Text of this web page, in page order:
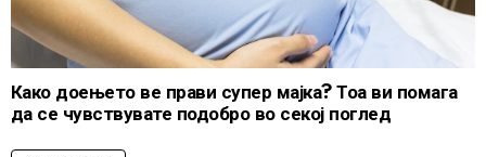
Како доењето ве прави супер мајка? Тоа ви помага
да се чувствувате подобро во секој поглед